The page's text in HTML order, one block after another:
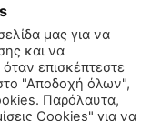
Διεθνή Κοινωνία
μας για να
και να
επισκέπτεστε
"Αποδοχή όλων",
Παρόλαυτα,
Cookies" για να